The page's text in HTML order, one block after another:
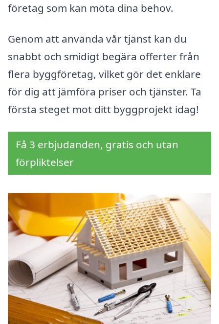
företag som kan möta dina behov.
Genom att använda vår tjänst kan du
snabbt och smidigt begära offerter från
flera byggföretag, vilket gör det enklare
för dig att jämföra priser och tjänster. Ta
första steget mot ditt byggprojekt idag!
Få 3 erbjudanden, gratis och utan
förpliktelser